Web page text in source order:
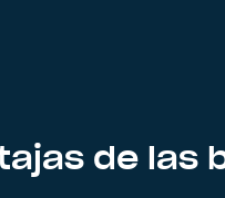
de las